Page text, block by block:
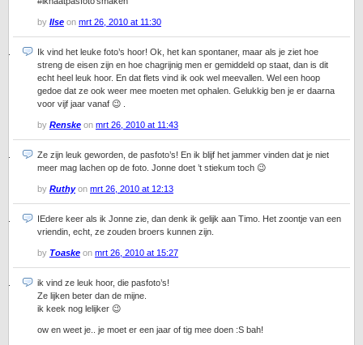
by Ilse on mrt 26, 2010 at 11:30
Ik vind het leuke foto’s hoor! Ok, het kan spontaner, maar als je ziet hoe
streng de eisen zijn en hoe chagrijnig men er gemiddeld op staat, dan is dit
echt heel leuk hoor. En dat flets vind ik ook wel meevallen. Wel een hoop
gedoe dat ze ook weer mee moeten met ophalen. Gelukkig ben je er daarna
voor vijf jaar vanaf 😉 .
by Renske on mrt 26, 2010 at 11:43
Ze zijn leuk geworden, de pasfoto’s! En ik blijf het jammer vinden dat je niet
meer mag lachen op de foto. Jonne doet ’t stiekum toch 😉
by Ruthyon mrt 26, 2010 at 12:13
IEdere keer als ik Jonne zie, dan denk ik gelijk aan Timo. Het zoontje van een
vriendin, echt, ze zouden broers kunnen zijn.
by Toaske on mrt 26, 2010 at 15:27
ik vind ze leuk hoor, die pasfoto’s!
Ze lijken beter dan de mijne.
ik keek nog lelijker 😉
ow en weet je.. je moet er een jaar of tig mee doen :S bah!